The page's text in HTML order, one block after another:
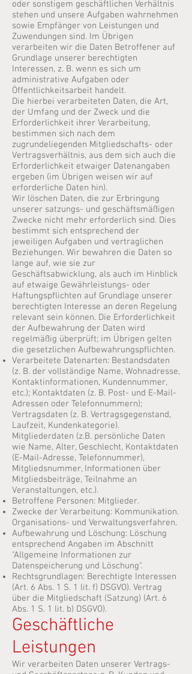
oder sonstigem geschäftlichen Verhältnis
stehen und unsere Aufgaben wahrnehmen
sowie Empfänger von Leistungen und
Zuwendungen sind. Im Übrigen
verarbeiten wir die Daten Betroffener auf
Grundlage unserer berechtigten
Interessen, z. B. wenn es sich um
administrative Aufgaben oder
Öffentlichkeitsarbeit handelt.
Die hierbei verarbeiteten Daten, die Art,
der Umfang und der Zweck und die
Erforderlichkeit ihrer Verarbeitung,
bestimmen sich nach dem
zugrundeliegenden Mitgliedschafts- oder
Vertragsverhältnis, aus dem sich auch die
Erforderlichkeit etwaiger Datenangaben
ergeben (im Übrigen weisen wir auf
erforderliche Daten hin).
Wir löschen Daten, die zur Erbringung
unserer satzungs- und geschäftsmäßigen
Zwecke nicht mehr erforderlich sind. Dies
bestimmt sich entsprechend der
jeweiligen Aufgaben und vertraglichen
Beziehungen. Wir bewahren die Daten so
lange auf, wie sie zur
Geschäftsabwicklung, als auch im Hinblick
auf etwaige Gewährleistungs- oder
Haftungspflichten auf Grundlage unserer
berechtigten Interesse an deren Regelung
relevant sein können. Die Erforderlichkeit
der Aufbewahrung der Daten wird
regelmäßig überprüft; im Übrigen gelten
die gesetzlichen Aufbewahrungspflichten.
Verarbeitete Datenarten: Bestandsdaten
(z. B. der vollständige Name, Wohnadresse,
Kontaktinformationen, Kundennummer,
etc.); Kontaktdaten (z. B. Post- und E-Mail-
Adressen oder Telefonnummern);
Vertragsdaten (z. B. Vertragsgegenstand,
Laufzeit, Kundenkategorie).
Mitgliederdaten (z.B. persönliche Daten
wie Name, Alter, Geschlecht, Kontaktdaten
(E-Mail-Adresse, Telefonnummer),
Mitgliedsnummer, Informationen über
Mitgliedsbeiträge, Teilnahme an
Veranstaltungen, etc.).
Betroffene Personen: Mitglieder.
Zwecke der Verarbeitung: Kommunikation.
Organisations- und Verwaltungsverfahren.
Aufbewahrung und Löschung: Löschung
entsprechend Angaben im Abschnitt
"Allgemeine Informationen zur
Datenspeicherung und Löschung".
Rechtsgrundlagen: Berechtigte Interessen
(Art. 6 Abs. 1 S. 1 lit. f) DSGVO). Vertrag
über die Mitgliedschaft (Satzung) (Art. 6
Abs. 1 S. 1 lit. b) DSGVO).
Geschäftliche
Leistungen
Wir verarbeiten Daten unserer Vertrags-